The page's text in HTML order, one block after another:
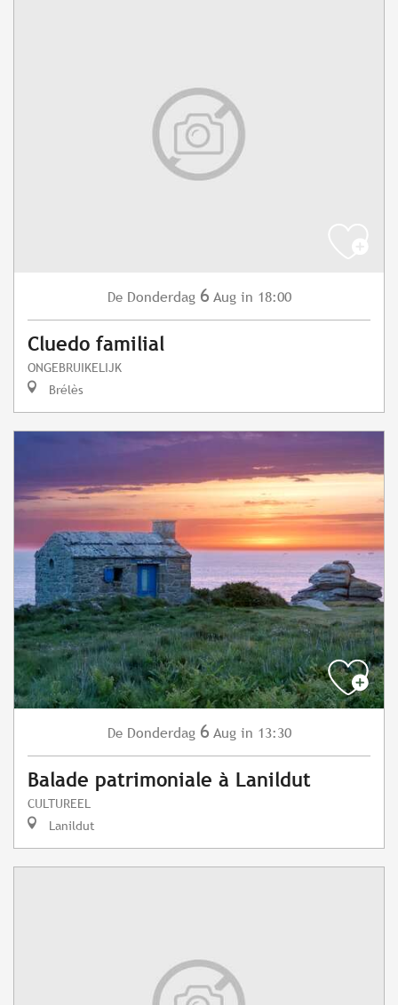
De Donderdag 6 Aug in 18:00
Cluedo familial
ONGEBRUIKELIJK
Brélès
De Donderdag 6 Aug in 13:30
Balade patrimoniale à Lanildut
CULTUREEL
Lanildut